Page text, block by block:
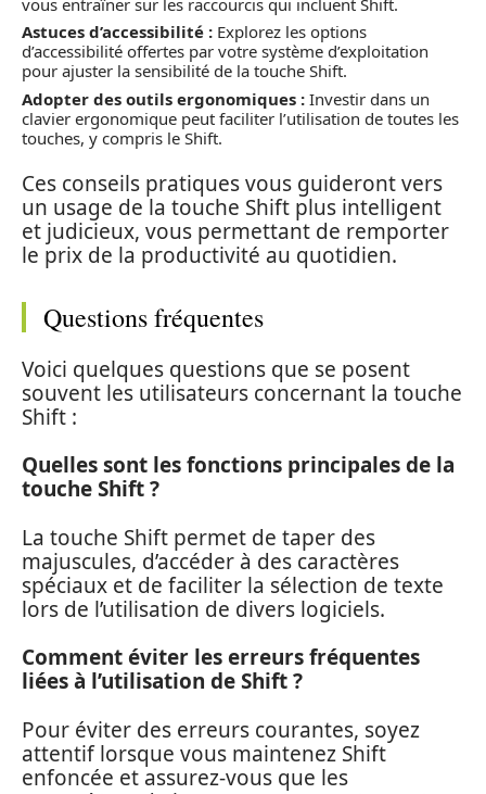
Astuces d’accessibilité : Explorez les options
d’accessibilité offertes par votre système d’exploitation
pour ajuster la sensibilité de la touche Shift.
Adopter des outils ergonomiques : Investir dans un
clavier ergonomique peut faciliter l’utilisation de toutes les
touches, y compris le Shift.
Ces conseils pratiques vous guideront vers
un usage de la touche Shift plus intelligent
et judicieux, vous permettant de remporter
le prix de la productivité au quotidien.
Questions fréquentes
Voici quelques questions que se posent
souvent les utilisateurs concernant la touche
Shift :
Quelles sont les fonctions principales de la
touche Shift ?
La touche Shift permet de taper des
majuscules, d’accéder à des caractères
spéciaux et de faciliter la sélection de texte
lors de l’utilisation de divers logiciels.
Comment éviter les erreurs fréquentes
liées à l’utilisation de Shift ?
Pour éviter des erreurs courantes, soyez
attentif lorsque vous maintenez Shift
enfoncée et assurez-vous que les